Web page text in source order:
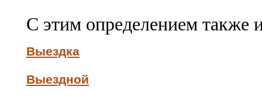
С этим определением также
Выездка
Выездной